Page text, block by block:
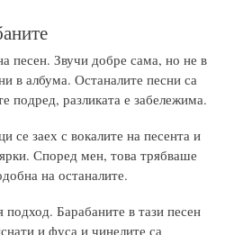
песен. Звучи добре сама, но не в
в албума. Останалите песни са
подред, разликата е забележима.
се заех с вокалите на песента и
Според мен, това трябваше
на останалите.
Барабаните в тази песен
и фуса и чинелите са